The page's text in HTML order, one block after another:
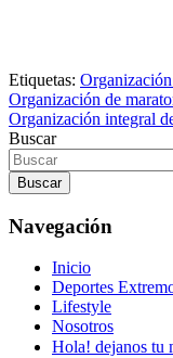
Etiquetas:
Navegación
de
entradas
Organización de
Organización integral
Buscar
Buscar
Navegación
Inicio
Deportes
Lifestyle
Nosotros
Hola! dejanos tu